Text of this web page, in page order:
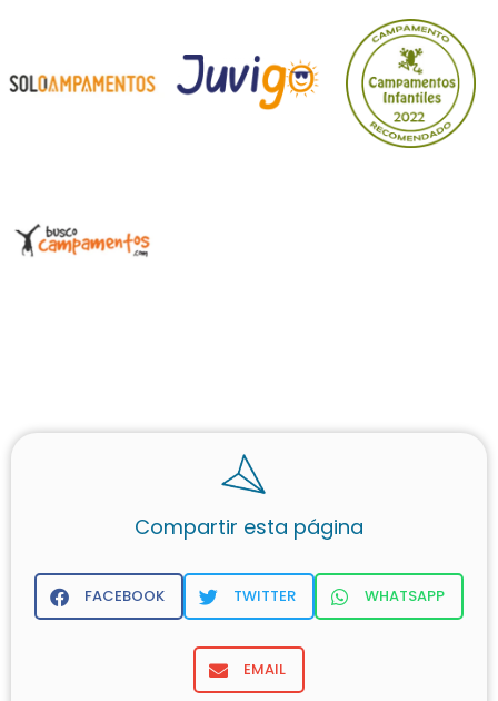
Compartir esta página
FACEBOOK TWITTER WHATSAPP
EMAIL